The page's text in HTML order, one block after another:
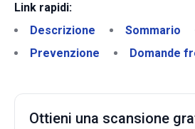
Link rapidi:
Descrizione
Sommario
Prevenzione
Domande
Ottieni una scansione